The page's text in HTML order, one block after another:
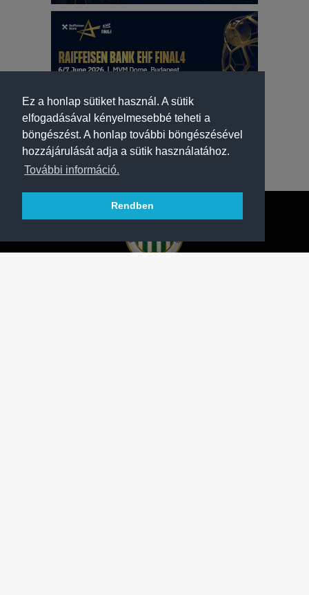
Ez a honlap sütiket használ. A sütik
elfogadásával kényelmesebbé teheti a
böngészést. A honlap további böngészésével
hozzájárulását adja a sütik használatához.
További információ.
Rendben